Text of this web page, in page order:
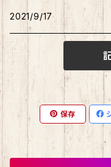
あひるのペックル
おさるのもんきち
マロンクリーム
みんなのたあ坊
コロコロくりりん
ご当地ハムスター
しばっころ
ポプテピピック
わさお
缶バッチ
消しゴム
スライド缶
しおり
2021/9/17
保存